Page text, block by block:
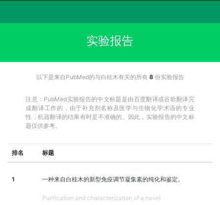
实验报告
以下是来自PubMed的与白桂木有关的所有 8份实验报告
注意：PubMed实验报告的中文标题是由百度翻译或谷歌翻译完
成翻译工作的，由于补充剂名称及医学与生物化学术语的专业
性，机器翻译的结果有时是不准确的。因此，实验报告的中文标
题仅供参考。
排名 标题
1 一种来自白桂木的新型免疫调节凝集素的纯化和鉴定。
Purification and characterization of a novel